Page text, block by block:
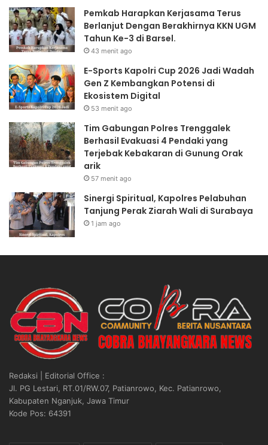
Pemkab Harapkan Kerjasama Terus
Berlanjut Dengan Berakhirnya KKN UGM
Tahun Ke-3 di Barsel.
43 menit ago
E-Sports Kapolri Cup 2026 Jadi Wadah
Gen Z Kembangkan Potensi di
Ekosistem Digital
53 menit ago
Tim Gabungan Polres Trenggalek
Berhasil Evakuasi 4 Pendaki yang
Terjebak Kebakaran di Gunung Orak
arik
57 menit ago
Sinergi Spiritual, Kapolres Pelabuhan
Tanjung Perak Ziarah Wali di Surabaya
1 jam ago
Redaksi | Editorial Office :
Jl. PG Lestari, RT.01/RW.07, Patianrowo, Kec. Patianrowo,
Kabupaten Nganjuk, Jawa Timur
Kode Pos: 64391